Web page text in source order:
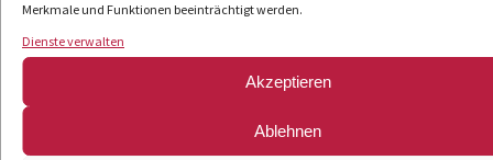
Merkmale und Funktionen beeinträchtigt werden.
Dienste verwalten
Akzeptieren
Ablehnen
Alle Preisträger des Kinderbuchpreises (von links): Britta
Sabbag, Vitali Konstantinov (Illustratorenpreis), Adam
Stower, Barbara Rose. Foto: Deutscher Kinderbuchpreis
Bilddownload in höherer Auflösung
unter: